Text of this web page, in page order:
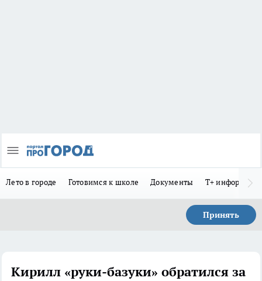
Лето в городе Готовимся к школе Документы Т+
Принять
Кирилл «руки-базуки» обратился за